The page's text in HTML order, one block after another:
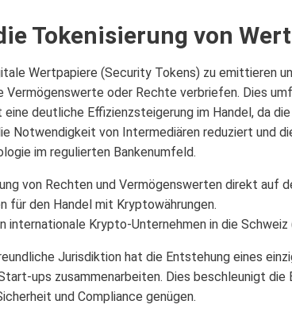
Tokenisierung von
Wertpapiere (Security Tokens) zu emittieren
oder Rechte verbriefen. Dies
deutliche Effizienzsteigerung im Handel, da
Notwendigkeit von Intermediären reduziert und
im regulierten Bankenumfeld.
von Rechten und Vermögenswerten direkt auf
für den Handel mit Kryptowährungen.
internationale Krypto-Unternehmen in die
Jurisdiktion hat die Entstehung eines
ups zusammenarbeiten. Dies beschleunigt die
und Compliance genügen.